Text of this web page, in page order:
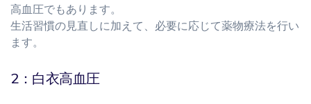
高血圧でもあります。
生活習慣の見直しに加えて、必要に応じて薬物療法を行い
ます。
2：白衣高血圧